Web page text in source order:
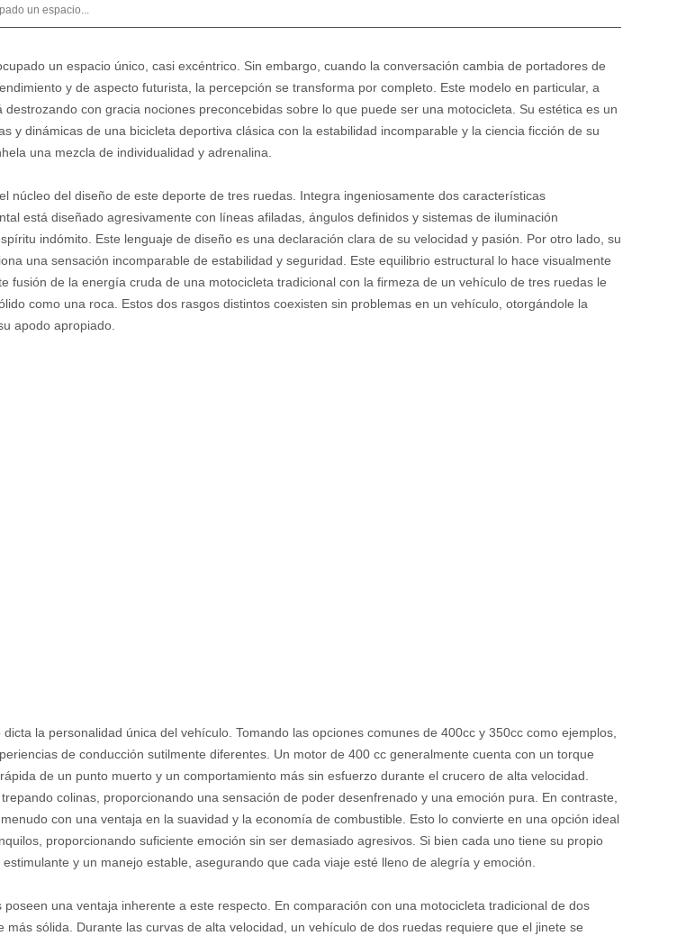
un espacio...
un espacio único, casi excéntrico. Sin embargo, cuando la conversación cambia de portadores de
y de aspecto futurista, la percepción se transforma por completo. Este modelo en particular, a
con gracia nociones preconcebidas sobre lo que puede ser una motocicleta. Su estética es un
y dinámicas de una bicicleta deportiva clásica con la estabilidad incomparable y la ciencia ficción de su
una mezcla de individualidad y adrenalina.
núcleo del diseño de este deporte de tres ruedas. Integra ingeniosamente dos características
está diseñado agresivamente con líneas afiladas, ángulos definidos y sistemas de iluminación
indómito. Este lenguaje de diseño es una declaración clara de su velocidad y pasión. Por otro lado, su
una sensación incomparable de estabilidad y seguridad. Este equilibrio estructural lo hace visualmente
de la energía cruda de una motocicleta tradicional con la firmeza de un vehículo de tres ruedas le
como una roca. Estos dos rasgos distintos coexisten sin problemas en un vehículo, otorgándole la
apodo apropiado.
la personalidad única del vehículo. Tomando las opciones comunes de 400cc y 350cc como ejemplos,
de conducción sutilmente diferentes. Un motor de 400 cc generalmente cuenta con un torque
de un punto muerto y un comportamiento más sin esfuerzo durante el crucero de alta velocidad.
colinas, proporcionando una sensación de poder desenfrenado y una emoción pura. En contraste,
con una ventaja en la suavidad y la economía de combustible. Esto lo convierte en una opción ideal
proporcionando suficiente emoción sin ser demasiado agresivos. Si bien cada uno tiene su propio
y un manejo estable, asegurando que cada viaje esté lleno de alegría y emoción.
una ventaja inherente a este respecto. En comparación con una motocicleta tradicional de dos
sólida. Durante las curvas de alta velocidad, un vehículo de dos ruedas requiere que el jinete se